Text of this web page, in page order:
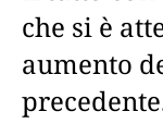
che si è
aumento